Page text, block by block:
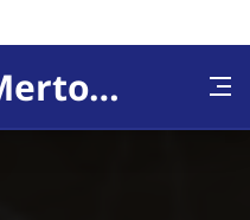
SMA Negeri 1 Mertoyudan